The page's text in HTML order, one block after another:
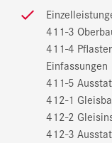
411-3
411-4
Einfassungen
411-5
412-1
412-2
412-3